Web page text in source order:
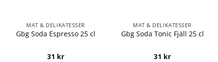
MAT & DELIKATESSER
Gbg Soda Espresso 25 cl
31 kr
MAT & DELIKATESSER
Gbg Soda Tonic Fjäll 25 cl
31 kr